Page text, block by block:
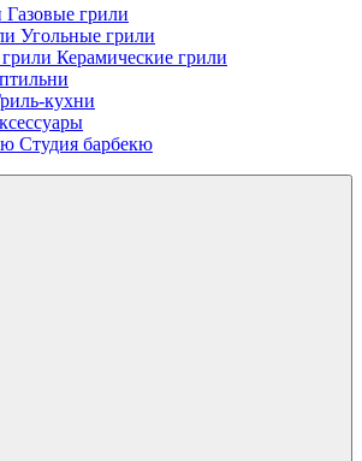
Газовые грили
Угольные грили
Керамические грили
кухни
Студия барбекю